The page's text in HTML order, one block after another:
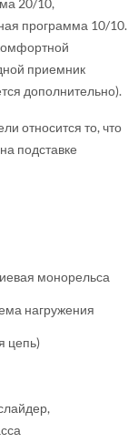
20/10,
программа 10/10.
приемник
дополнительно).
относится то, что
подставке
монорельса
нагружения
цепь)